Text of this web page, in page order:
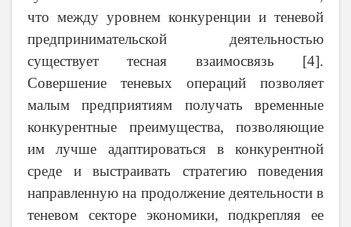
что между уровнем конкуренции и теневой
предпринимательской деятельностью
существует тесная взаимосвязь [4].
Совершение теневых операций позволяет
малым предприятиям получать временные
конкурентные преимущества, позволяющие
им лучше адаптироваться в конкурентной
среде и выстраивать стратегию поведения
направленную на продолжение деятельности в
теневом секторе экономики, подкрепляя ее